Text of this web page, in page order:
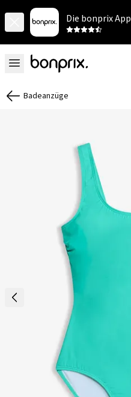
Die bonprix App
Badeanzüge